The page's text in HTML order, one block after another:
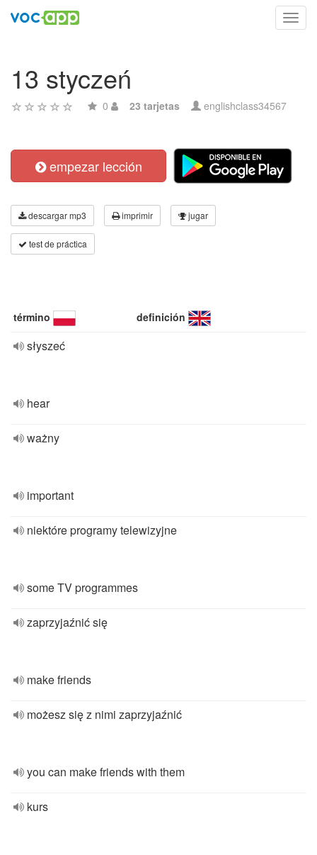
13 styczeń
0 23 tarjetas englishclass34567
empezar lección
descargar mp3 imprimir jugar
test de práctica
término definición
słyszeć
hear
ważny
important
niektóre programy telewizyjne
some TV programmes
zaprzyjaźnić się
make friends
możesz się z nimi zaprzyjaźnić
you can make friends with them
kurs